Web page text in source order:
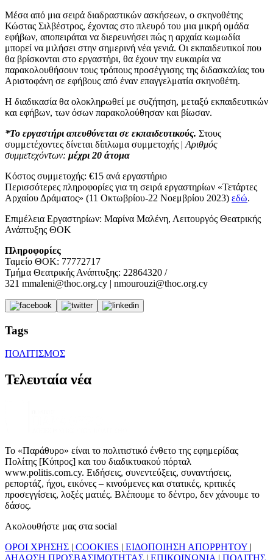
Μέσα από μια σειρά διαδραστικών ασκήσεων, ο σκηνοθέτης
Κώστας Σιλβέστρος, έχοντας στο πλευρό του μια μικρή ομάδα
εφήβων, αποπειράται να διερευνήσει πώς η αρχαία κωμωδία
μπορεί να μιλήσει στην σημερινή νέα γενιά. Οι εκπαιδευτικοί που
θα βρίσκονται στο εργαστήρι, θα έχουν την ευκαιρία να
παρακολουθήσουν τους τρόπους προσέγγισης της διδασκαλίας του
Αριστοφάνη σε εφήβους από έναν επαγγελματία σκηνοθέτη.
Η διαδικασία θα ολοκληρωθεί με συζήτηση, μεταξύ εκπαιδευτικών
και εφήβων, των όσων παρακολούθησαν και βίωσαν.
*Το εργαστήρι απευθύνεται σε εκπαιδευτικούς. Στους
συμμετέχοντες δίνεται δίπλωμα συμμετοχής | Αριθμός
συμμετεχόντων: μέχρι 20 άτομα
Κόστος συμμετοχής: €15 ανά εργαστήριο
Περισσότερες πληροφορίες για τη σειρά εργαστηρίων «Τετάρτες
Αρχαίου Δράματος» (11 Οκτωβρίου-22 Νοεμβρίου 2023) εδώ.
Επιμέλεια Εργαστηρίων: Μαρίνα Μαλένη, Λειτουργός Θεατρικής
Ανάπτυξης ΘΟΚ
Πληροφορίες
Ταμείο ΘΟΚ: 77772717
Τμήμα Θεατρικής Ανάπτυξης: 22864320 /
321 mmaleni@thoc.org.cy | nmourouzi@thoc.org.cy
Tags
ΠΟΛΙΤΙΣΜΟΣ
Τελευταία νέα
Το «Παράθυρο» είναι το πολιτιστικό ένθετο της εφημερίδας
Πολίτης [Κύπρος] και του διαδικτυακού πόρταλ
www.politis.com.cy. Ειδήσεις, συνεντεύξεις, συναντήσεις,
ρεπορτάζ, ήχοι, εικόνες – κινούμενες και στατικές, κριτικές
προσεγγίσεις, λοξές ματιές. Βλέπουμε το δέντρο, δεν χάνουμε το
δάσος.
Ακολουθήστε μας στα social
ΟΡΟΙ ΧΡΗΣΗΣ | COOKIES | ΕΙΔΟΠΟΙΗΣΗ ΑΠΟΡΡΗΤΟΥ |